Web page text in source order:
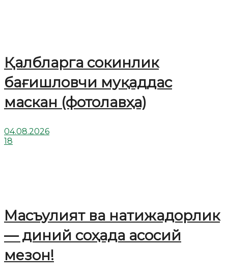
Қалбларга сокинлик
бағишловчи муқаддас
маскан (фотолавҳа)
04.08.2026
18
Масъулият ва натижадорлик
— диний соҳада асосий
мезон!